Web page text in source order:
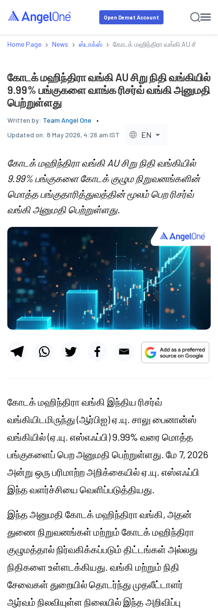
Open Demat Account
Home Page › News › ஸ்டாக்ஸ் › கோடக் மஹிந்திரா வங்கி AU சிறு
கோடக் மஹிந்திரா வங்கி AU சிறு நிதி வங்கியில்
9.99% பங்குகளை வாங்க ரிசர்வ் வங்கி அனுமதி
பெற்றுள்ளது
Written by: Team Angel One
Updated on: 8 May 2026, 4:26 am IST EN
கோடக் மஹிந்திரா வங்கி AU சிறு நிதி வங்கியில்
9.99% பங்குகளை கோடக் குழும நிறுவனங்களின்
மொத்த பங்குதாரித்துவத்தின் மூலம் பெற ரிசர்வ்
வங்கி அனுமதி பெற்றுள்ளது.
கோடக் மஹிந்திரா வங்கி இந்திய ரிசர்வ்
வங்கியிடமிருந்து (ஆர்பிஐ) ஏ.யு. சாலு பைனான்ஸ்
வங்கியில் (ஏ.யு. எஸ்எஃப்பி) 9.99% வரை மொத்த
பங்குகளைப் பெற அனுமதி பெற்றுள்ளது. மே 7, 2026
அன்று ஒரு பரிமாற்ற அறிக்கையில் ஏ.யு. எஸ்எஃப்பி
இந்த வளர்ச்சியை வெளிப்படுத்தியது.
இந்த அனுமதி கோடக் மஹிந்திரா வங்கி, அதன்
துணை நிறுவனங்கள் மற்றும் கோடக் மஹிந்திரா
குழுமத்தால் நிர்வகிக்கப்படும் திட்டங்கள் அல்லது
நிதிகளை உள்ளடக்கியது. வங்கி மற்றும் நிதி
சேவைகள் துறையில் தொடர்ந்து முதலீட்டாளர்
ஆர்வம் நிலவியுள்ள நிலையில் இந்த அறிவிப்பு